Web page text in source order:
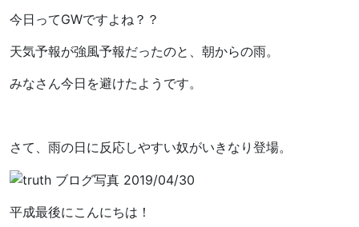
今日ってGWですよね？？
天気予報が強風予報だったのと、朝からの雨。
みなさん今日を避けたようです。
さて、雨の日に反応しやすい奴がいきなり登場。
平成最後にこんにちは！